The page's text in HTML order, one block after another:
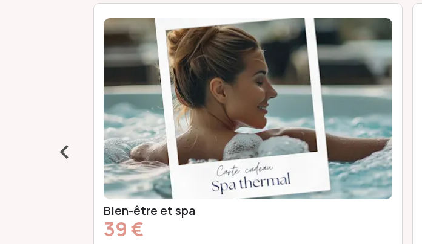
Spa bien-être
49 €
‹